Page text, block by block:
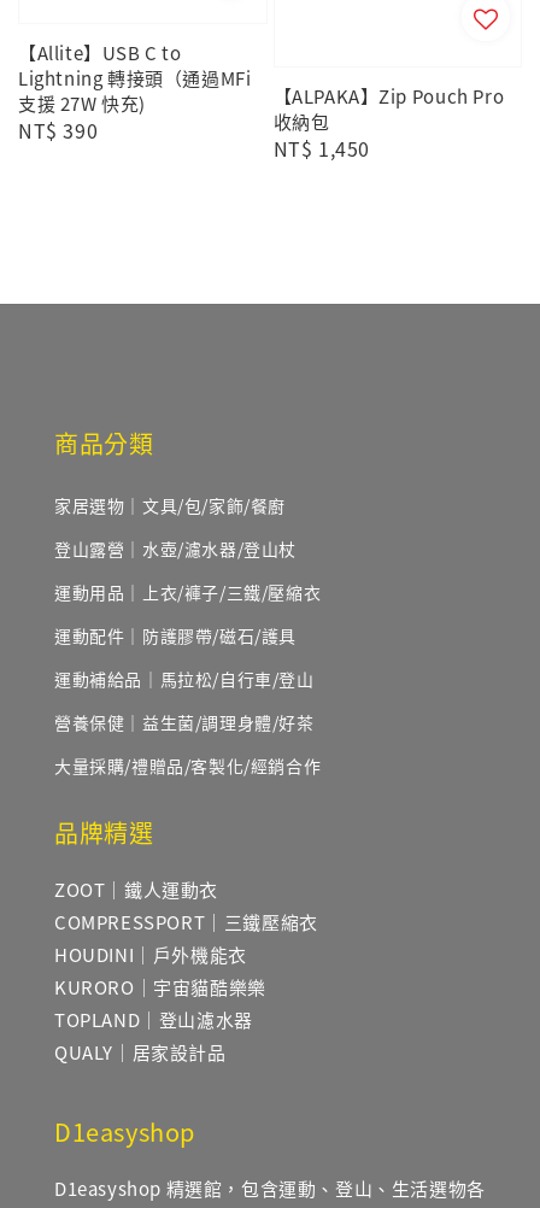
【Allite】USB C to
Lightning 轉接頭（通過MFi
支援 27W 快充)
Regular
NT$ 390
【ALPAKA】Zip Pouch Pro
收納包
Regular
NT$ 1,450
商品分類
家居選物｜文具/包/家飾/餐廚
登山露營｜水壺/濾水器/登山杖
運動用品｜上衣/褲子/三鐵/壓縮衣
運動配件｜防護膠帶/磁石/護具
運動補給品｜馬拉松/自行車/登山
營養保健｜益生菌/調理身體/好茶
大量採購/禮贈品/客製化/經銷合作
品牌精選
ZOOT｜鐵人運動衣
COMPRESSPORT｜三鐵壓縮衣
HOUDINI｜戶外機能衣
KURORO｜宇宙貓酷樂樂
TOPLAND｜登山濾水器
QUALY｜居家設計品
D1easyshop
D1easyshop 精選館，包含運動、登山、生活選物各